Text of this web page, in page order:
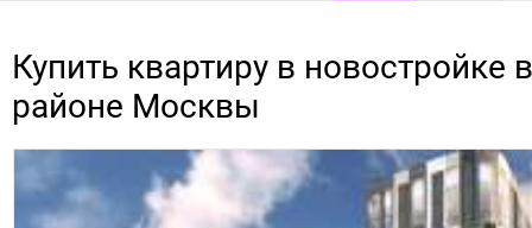
Купить квартиру в новостройке
районе Москвы